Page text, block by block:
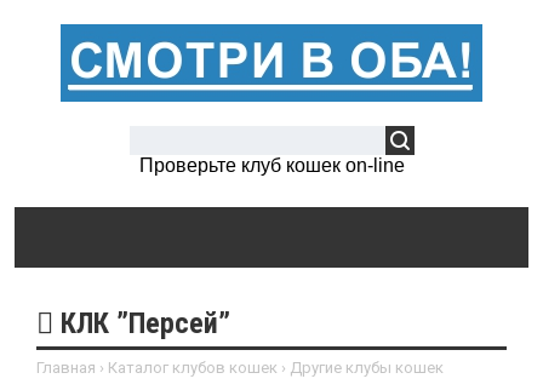
Проверьте клуб кошек on-line
КЛК ”Персей”
Главная › Каталог клубов кошек › Другие клубы кошек